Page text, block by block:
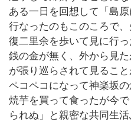
ある一日を回想して「島
行なったのもこのころで
復二里余を歩いて見に行
銭の金が無く、外から見
が張り巡らされて見るこ
ペコペコになって神楽坂
焼芋を買って食ったが今
られぬ」と親密な共同生活